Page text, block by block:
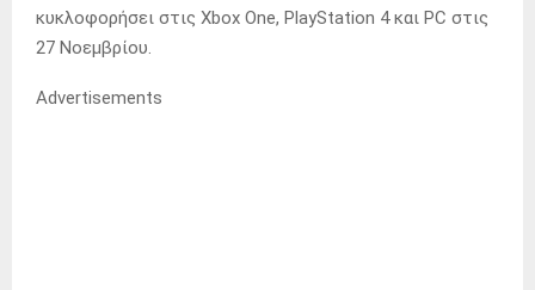
κυκλοφορήσει στις Xbox One, PlayStation 4 και PC στις
27 Νοεμβρίου.
Advertisements